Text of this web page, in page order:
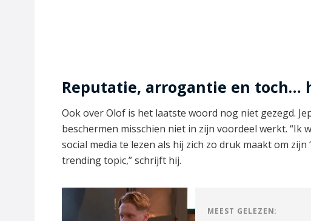
Reputatie, arrogantie en toch…
Ook over Olof is het laatste woord nog niet gezegd.
beschermen misschien niet in zijn voordeel werkt. “Ik
social media te lezen als hij zich zo druk maakt om
trending topic,” schrijft hij.
MEEST GELEZEN: